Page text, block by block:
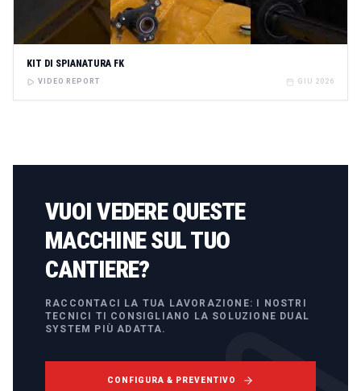
KIT DI SPIANATURA FK
VIDEO REPORT GIU 2026
VUOI VEDERE QUESTE
MACCHINE SUL TUO
CANTIERE?
RACCONTACI LA TUA LAVORAZIONE: I NOSTRI
TECNICI TI CONSIGLIANO LA SOLUZIONE DUAL
SYSTEM PIÙ ADATTA.
CONFIGURA & PREVENTIVO